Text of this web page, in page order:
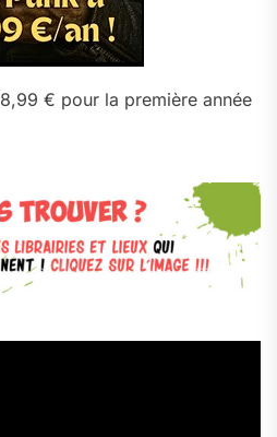
8,99 € pour la première année